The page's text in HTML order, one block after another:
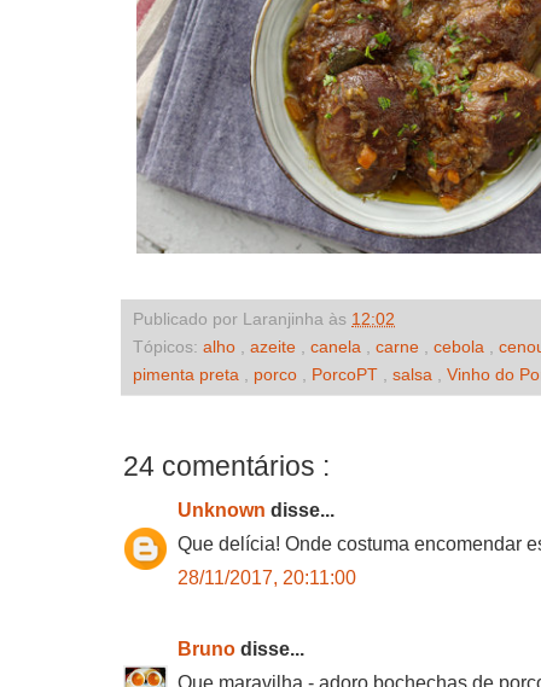
Publicado por Laranjinha às 12:02
Tópicos: alho azeite canela carne cebola
pimenta preta
porco PorcoPT salsa Vinho do
24 comentários :
Unknown disse...
Que delícia! Onde costuma encomendar
28/11/2017, 20:11:00
Bruno disse...
Que maravilha - adoro bochechas de